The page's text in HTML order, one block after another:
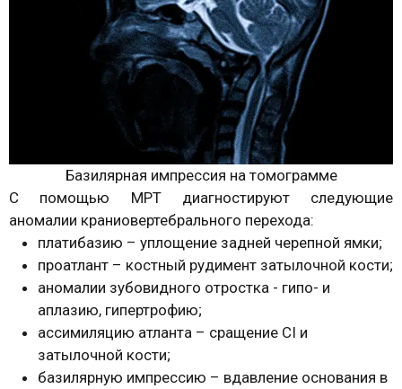
Базилярная импрессия на томограмме
С помощью МРТ диагностируют следующие
аномалии краниовертебрального перехода:
платибазию – уплощение задней черепной ямки;
проатлант – костный рудимент затылочной кости;
аномалии зубовидного отростка - гипо- и
аплазию, гипертрофию;
ассимиляцию атланта – сращение CI и
затылочной кости;
базилярную импрессию – вдавление основания в